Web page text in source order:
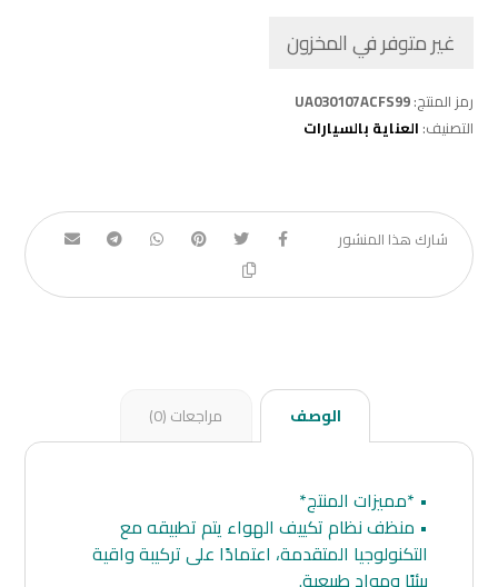
غير متوفر في المخزون
رمز المنتج:UA030107ACFS99
التصنيف: العناية بالسيارات
الوصف مراجعات (0)
• *مميزات المنتج*
• منظف نظام تكييف الهواء يتم تطبيقه مع
التكنولوجيا المتقدمة، اعتمادًا على تركيبة واقية